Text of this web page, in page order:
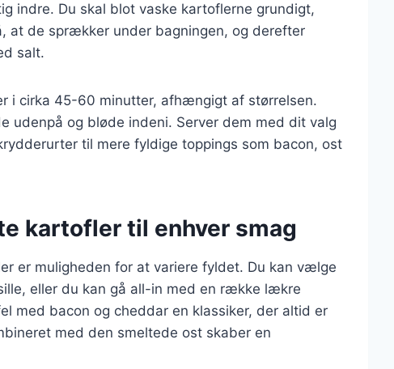
indre. Du skal blot vaske kartoflerne grundigt,
at de sprækker under bagningen, og derefter
salt.
i cirka 45-60 minutter, afhængigt af størrelsen.
og bløde indeni. Server dem med dit valg
til mere fyldige toppings som bacon, ost
kartofler til enhver smag
er muligheden for at variere fyldet. Du kan vælge
eller du kan gå all-in med en række lækre
med bacon og cheddar en klassiker, der altid er
med den smeltede ost skaber en